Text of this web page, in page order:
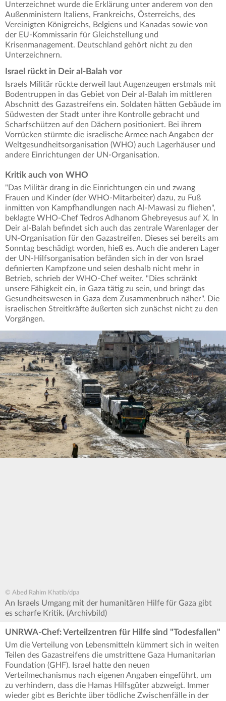
Unterzeichnet wurde die Erklärung unter anderem von den
Außenministern Italiens, Frankreichs, Österreichs, des
Vereinigten Königreichs, Belgiens und Kanadas sowie von
der EU-Kommissarin für Gleichstellung und
Krisenmanagement. Deutschland gehört nicht zu den
Unterzeichnern.
Israel rückt in Deir al-Balah vor
Israels Militär rückte derweil laut Augenzeugen erstmals mit
Bodentruppen in das Gebiet von Deir al-Balah im mittleren
Abschnitt des Gazastreifens ein. Soldaten hätten Gebäude im
Südwesten der Stadt unter ihre Kontrolle gebracht und
Scharfschützen auf den Dächern positioniert. Bei ihrem
Vorrücken stürmte die israelische Armee nach Angaben der
Weltgesundheitsorganisation (WHO) auch Lagerhäuser und
andere Einrichtungen der UN-Organisation.
Kritik auch von WHO
"Das Militär drang in die Einrichtungen ein und zwang
Frauen und Kinder (der WHO-Mitarbeiter) dazu, zu Fuß
inmitten von Kampfhandlungen nach Al-Mawasi zu fliehen",
beklagte WHO-Chef Tedros Adhanom Ghebreyesus auf X. In
Deir al-Balah befindet sich auch das zentrale Warenlager der
UN-Organisation für den Gazastreifen. Dieses sei bereits am
Sonntag beschädigt worden, hieß es. Auch die anderen Lager
der UN-Hilfsorganisation befänden sich in der von Israel
definierten Kampfzone und seien deshalb nicht mehr in
Betrieb, schrieb der WHO-Chef weiter. "Dies schränkt
unsere Fähigkeit ein, in Gaza tätig zu sein, und bringt das
Gesundheitswesen in Gaza dem Zusammenbruch näher". Die
israelischen Streitkräfte äußerten sich zunächst nicht zu den
Vorgängen.
© Abed Rahim Khatib/dpa
An Israels Umgang mit der humanitären Hilfe für Gaza gibt
es scharfe Kritik. (Archivbild)
UNRWA-Chef: Verteilzentren für Hilfe sind "Todesfallen"
Um die Verteilung von Lebensmitteln kümmert sich in weiten
Teilen des Gazastreifens die umstrittene Gaza Humanitarian
Foundation (GHF). Israel hatte den neuen
Verteilmechanismus nach eigenen Angaben eingeführt, um
zu verhindern, dass die Hamas Hilfsgüter abzweigt. Immer
wieder gibt es Berichte über tödliche Zwischenfälle in der